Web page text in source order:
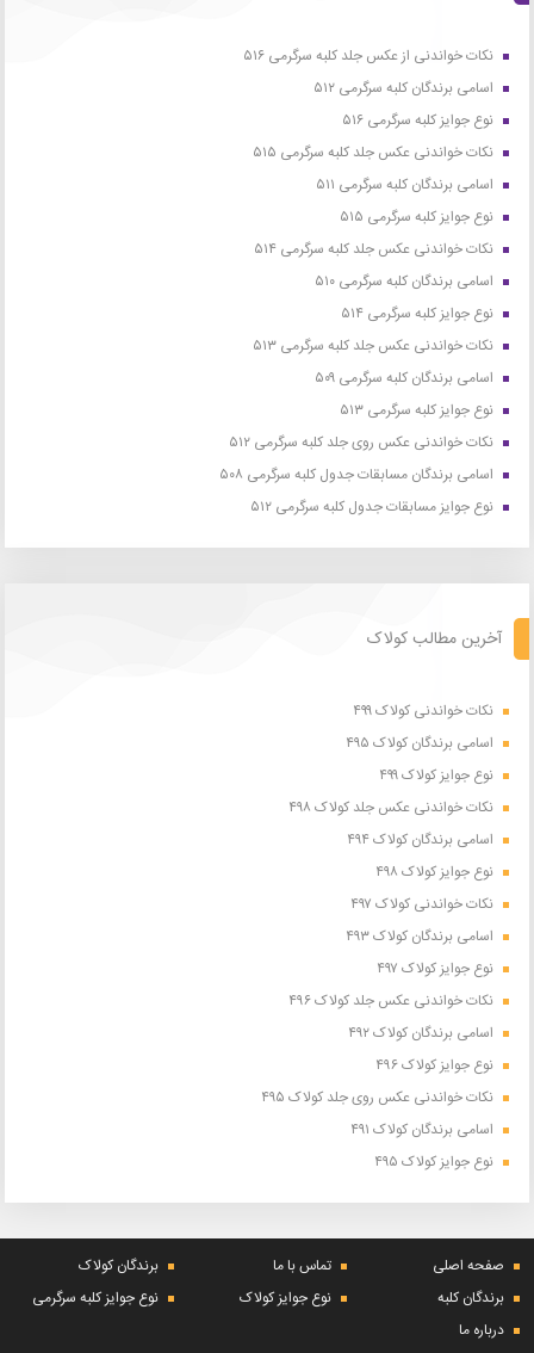
نکات خواندنی از عکس جلد کلبه سرگرمی ۵۱۶
اسامی برندگان کلبه سرگرمی ۵۱۲
نوع جوایز کلبه سرگرمی ۵۱۶
نکات خواندنی عکس جلد کلبه سرگرمی ۵۱۵
اسامی برندگان کلبه سرگرمی ۵۱۱
نوع جوایز کلبه سرگرمی ۵۱۵
نکات خواندنی عکس جلد کلبه سرگرمی ۵۱۴
اسامی برندگان کلبه سرگرمی ۵۱۰
نوع جوایز کلبه سرگرمی ۵۱۴
نکات خواندنی عکس جلد کلبه سرگرمی ۵۱۳
اسامی برندگان کلبه سرگرمی ۵۰۹
نوع جوایز کلبه سرگرمی ۵۱۳
نکات خواندنی عکس روی جلد کلبه سرگرمی ۵۱۲
اسامی برندگان مسابقات جدول کلبه سرگرمی ۵۰۸
نوع جوایز مسابقات جدول کلبه سرگرمی ۵۱۲
آخرین مطالب کولاک
نکات خواندنی کولاک ۴۹۹
اسامی برندگان کولاک ۴۹۵
نوع جوایز کولاک ۴۹۹
نکات خواندنی عکس جلد کولاک ۴۹۸
اسامی برندگان کولاک ۴۹۴
نوع جوایز کولاک ۴۹۸
نکات خواندنی کولاک ۴۹۷
اسامی برندگان کولاک ۴۹۳
نوع جوایز کولاک ۴۹۷
نکات خواندنی عکس جلد کولاک ۴۹۶
اسامی برندگان کولاک ۴۹۲
نوع جوایز کولاک ۴۹۶
نکات خواندنی عکس روی جلد کولاک ۴۹۵
اسامی برندگان کولاک ۴۹۱
نوع جوایز کولاک ۴۹۵
صفحه اصلی تماس با ما
برندگان کولاک
برندگان کلبه
نوع جوایز کولاک
نوع جوایز کلبه سرگرمی
درباره ما